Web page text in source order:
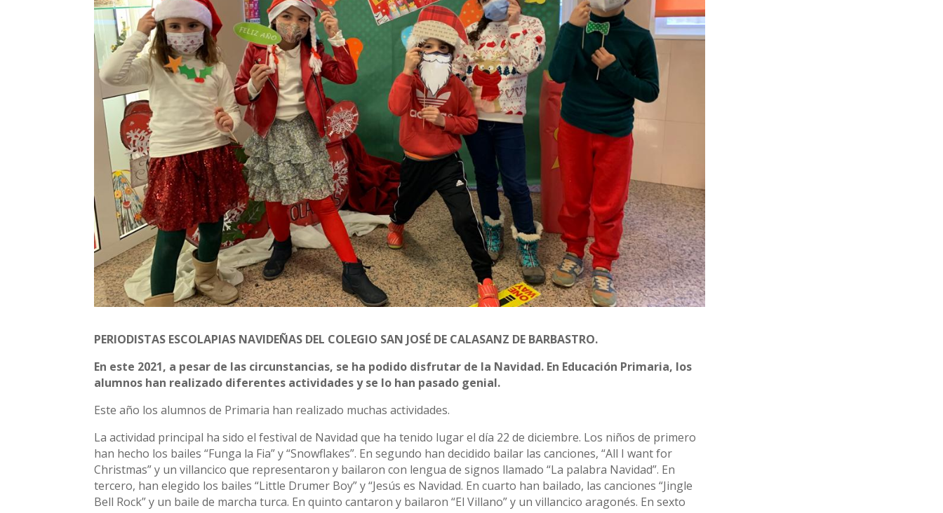
PERIODISTAS ESCOLAPIAS NAVIDEÑAS DEL COLEGIO SAN JOSÉ DE CALASANZ DE BARBASTRO.
En este 2021, a pesar de las circunstancias, se ha podido disfrutar de la Navidad. En Educación Primaria, los
alumnos han realizado diferentes actividades y se lo han pasado genial.
Este año los alumnos de Primaria han realizado muchas actividades.
La actividad principal ha sido el festival de Navidad que ha tenido lugar el día 22 de diciembre. Los niños de primero
han hecho los bailes “Funga la Fia” y “Snowflakes”. En segundo han decidido bailar las canciones, “All I want for
Christmas” y un villancico que representaron y bailaron con lengua de signos llamado “La palabra Navidad”. En
tercero, han elegido los bailes “Little Drumer Boy” y “Jesús es Navidad. En cuarto han bailado, las canciones “Jingle
Bell Rock” y un baile de marcha turca. En quinto cantaron y bailaron “El Villano” y un villancico aragonés. En sexto